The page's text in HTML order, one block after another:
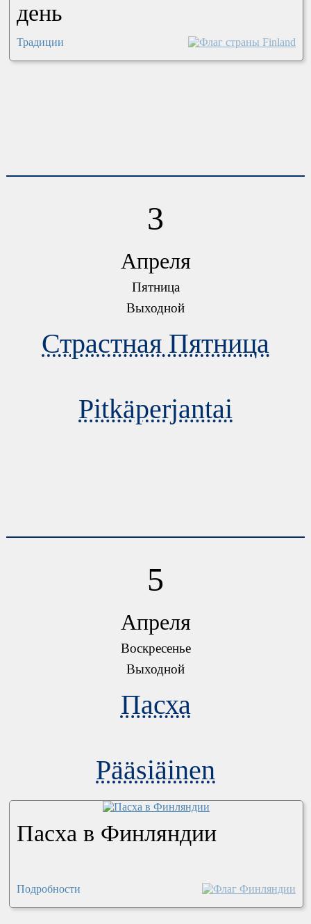
день
Традиции
3
Апреля
Пятница
Выходной
Страстная Пятница
Pitkäperjantai
5
Апреля
Воскресенье
Выходной
Пасха
Pääsiäinen
Пасха в Финляндии
Подробности